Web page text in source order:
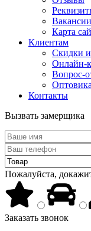
Вакансии
Карта
Клиентам
Скидки
Онлайн-
Вопрос-
Контакты
Вызвать замерщика
Пожалуйста,
Заказать звонок